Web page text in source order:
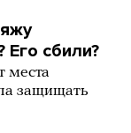
Его сбили?
места
защищать